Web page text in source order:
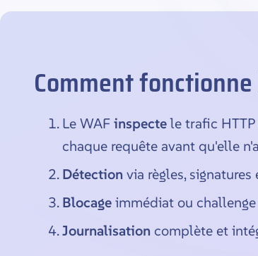
Comment
Le WAFinspectele trafic
chaque requête avant qu'elle
Détection via règles,
Blocageimmédiat ou
Journalisation complète et